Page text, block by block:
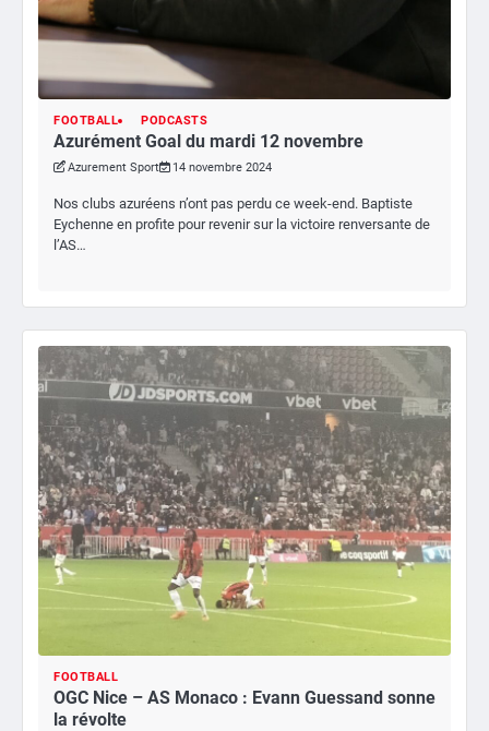
FOOTBALL PODCASTS
Azurément Goal du mardi 12 novembre
Azurement Sport 14 novembre 2024
Nos clubs azuréens n’ont pas perdu ce week-end. Baptiste
Eychenne en profite pour revenir sur la victoire renversante de
l’AS…
FOOTBALL
OGC Nice – AS Monaco : Evann Guessand sonne
la révolte